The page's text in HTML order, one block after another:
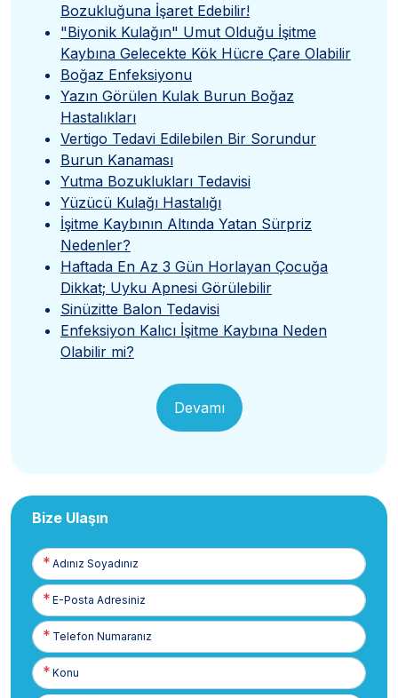
Bozukluğuna İşaret Edebilir!
"Biyonik Kulağın" Umut Olduğu İşitme
Kaybına Gelecekte Kök Hücre Çare Olabilir
Boğaz Enfeksiyonu
Yazın Görülen Kulak Burun Boğaz
Hastalıkları
Vertigo Tedavi Edilebilen Bir Sorundur
Burun Kanaması
Yutma Bozuklukları Tedavisi
Yüzücü Kulağı Hastalığı
İşitme Kaybının Altında Yatan Sürpriz
Nedenler?
Haftada En Az 3 Gün Horlayan Çocuğa
Dikkat; Uyku Apnesi Görülebilir
Sinüzitte Balon Tedavisi
Enfeksiyon Kalıcı İşitme Kaybına Neden
Olabilir mi?
Devamı
Bize Ulaşın
Adınız
Soyadınız
E-
Posta
Telefon
Numaranız